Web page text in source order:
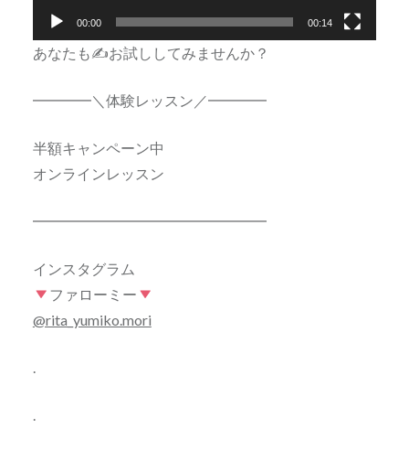
00:00 00:14
あなたも✍️お試ししてみませんか？
━━━━＼体験レッスン／━━━━
半額キャンペーン中
オンラインレッスン
━━━━━━━━━━━━━━━━
インスタグラム
ファローミー
@rita_yumiko.mori
.
.